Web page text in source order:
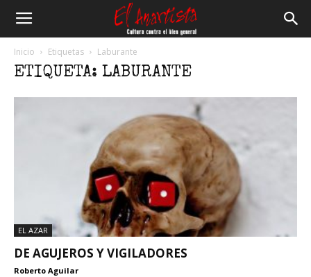
Inicio Etiquetas Laburante
ETIQUETA: LABURANTE
EL AZAR
DE AGUJEROS Y VIGILADORES
Roberto Aguilar